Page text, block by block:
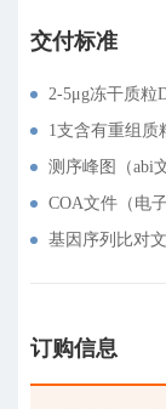
交付标准
2-5μg冻干质粒
1支含有重组质
测序峰图（abi
COA文件（电子
基因序列比对
订购信息